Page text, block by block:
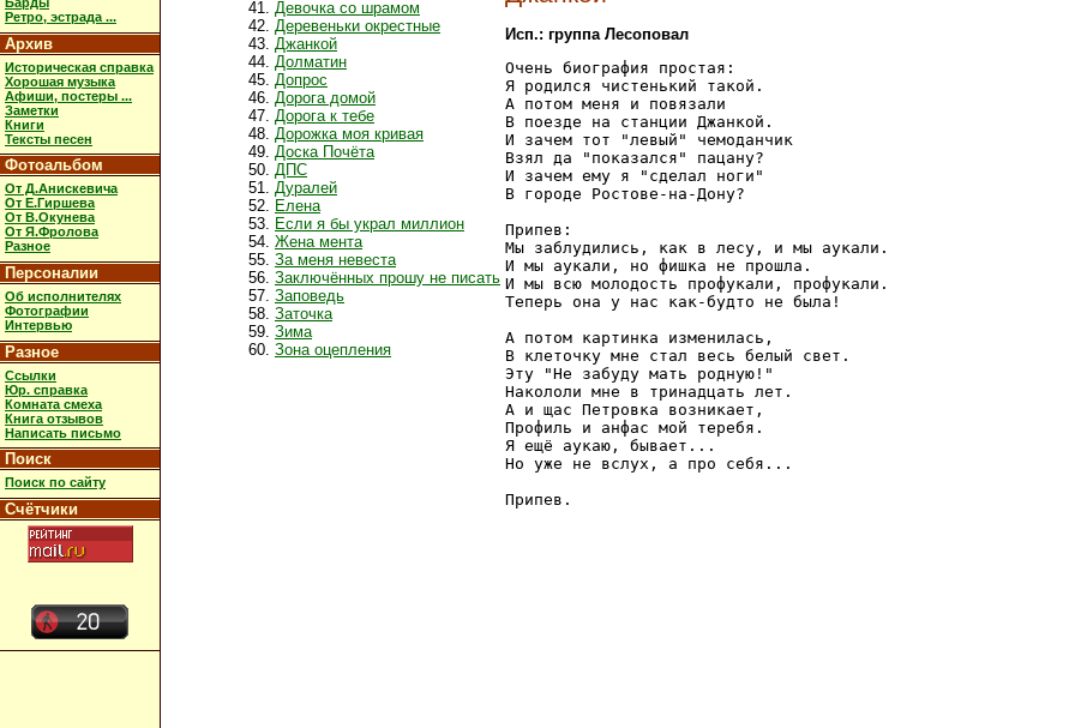
Ретро, эстрада ...
Архив
Историческая справка
Хорошая музыка
Афиши, постеры ...
Заметки
Книги
Тексты песен
Фотоальбом
От Д.Анискевича
От Е.Гиршева
От В.Окунева
От Я.Фролова
Разное
Персоналии
Об исполнителях
Фотографии
Интервью
Разное
Ссылки
Юр. справка
Комната смеха
Книга отзывов
Написать письмо
Поиск
Поиск по сайту
Счётчики
Девочка со шрамом
Деревеньки окрестные
Джанкой
Долматин
Допрос
Дорога домой
Дорога к тебе
Дорожка моя кривая
Доска Почёта
ДПС
Дуралей
Елена
Если я бы украл миллион
Жена мента
За меня невеста
Заключённых прошу не писать
Заповедь
Заточка
Зима
Зона оцепления
Исп.: группа Лесоповал
Очень биография простая:
Я родился чистенький такой.
А потом меня и повязали
В поезде на станции Джанкой.
И зачем тот "левый" чемоданчик
Взял да "показался" пацану?
И зачем ему я "сделал ноги"
В городе Ростове-на-Дону?
Припев:
Мы заблудились, как в лесу, и мы аукали.
И мы аукали, но фишка не прошла.
И мы всю молодость профукали, профукали.
Теперь она у нас как-будто не была!
А потом картинка изменилась,
В клеточку мне стал весь белый свет.
Эту "Не забуду мать родную!"
Накололи мне в тринадцать лет.
А и щас Петровка возникает,
Профиль и анфас мой теребя.
Я ещё аукаю, бывает...
Но уже не вслух, а про себя...